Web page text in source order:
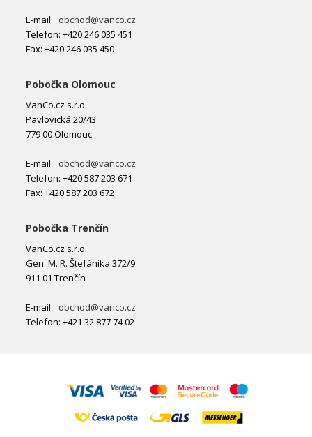
E-mail: obchod@vanco.cz
Telefon: +420 246 035 451
Fax: +420 246 035 450
Pobočka Olomouc
VanCo.cz s.r.o.
Pavlovická 20/43
779 00 Olomouc
E-mail: obchod@vanco.cz
Telefon: +420 587 203 671
Fax: +420 587 203 672
Pobočka Trenčín
VanCo.cz s.r.o.
Gen. M. R. Štefánika 372/9
911 01 Trenčín
E-mail: obchod@vanco.cz
Telefon: +421 32 877 74 02